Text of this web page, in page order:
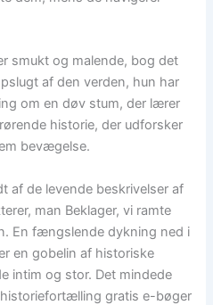
smukt og malende, bog det
af den verden, hun har
om en døv stum, der lærer
historie, der udforsker
bevægelse.
af de levende beskrivelser af
man Beklager, vi ramte
En fængslende dykning ned i
en gobelin af historiske
intim og stor. Det mindede
gratis e-bøger